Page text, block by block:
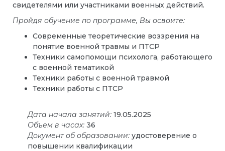
свидетелями или участниками военных действий.
Пройдя обучение по программе, Вы освоите:
Современные теоретические воззрения на
понятие военной травмы и ПТСР
Техники самопомощи психолога, работающего
с военной тематикой
Техники работы с военной травмой
Техники работы с ПТСР
Дата начала занятий: 19.05.2025
Объем в часах: 36
Документ об образовании: удостоверение о
повышении квалификации